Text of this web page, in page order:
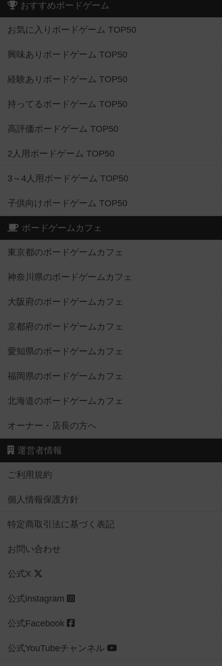
おすすめボードゲーム
お気に入りボードゲーム TOP50
興味ありボードゲーム TOP50
経験ありボードゲーム TOP50
持ってるボードゲーム TOP50
高評価ボードゲーム TOP50
2人用ボードゲーム TOP50
3～4人用ボードゲーム TOP50
子供向けボードゲーム TOP50
ボードゲームカフェ
東京都のボードゲームカフェ
神奈川県のボードゲームカフェ
大阪府のボードゲームカフェ
京都府のボードゲームカフェ
愛知県のボードゲームカフェ
福岡県のボードゲームカフェ
北海道のボードゲームカフェ
オーナー・店長の方へ
運営者情報
ご利用規約
個人情報保護方針
特定商取引法に基づく表記
お問い合わせ
公式X
公式instagram
公式Facebook
公式YouTubeチャンネル